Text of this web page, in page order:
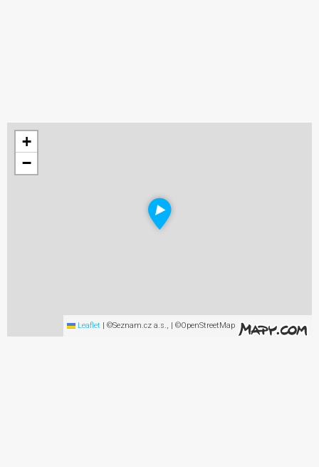
+
−
Leaflet | ©Seznam.cz a.s., | ©OpenStreetMap